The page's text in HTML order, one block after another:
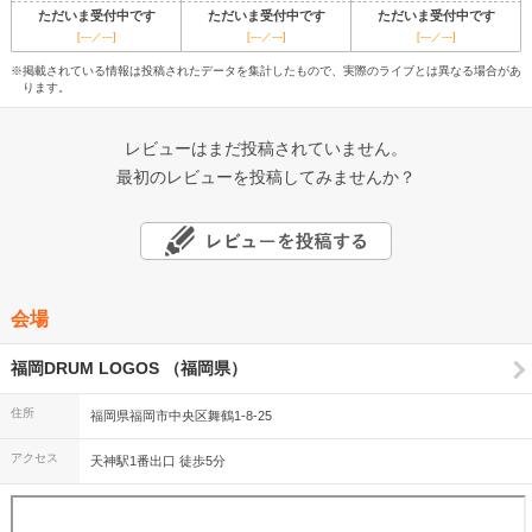
ただいま受付中です ただいま受付中です ただいま受付中です
[---／---] [---／---] [---／---]
※掲載されている情報は投稿されたデータを集計したもので、実際のライブとは異なる場合があ
ります。
レビューはまだ投稿されていません。
最初のレビューを投稿してみませんか？
会場
福岡DRUM LOGOS （福岡県）
住所 福岡県福岡市中央区舞鶴1-8-25
アクセス 天神駅1番出口 徒歩5分